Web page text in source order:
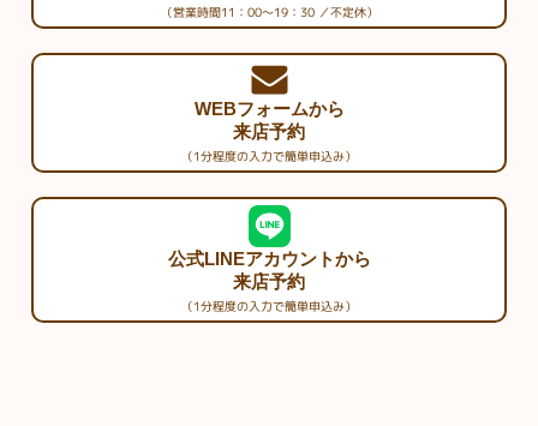
（営業時間11：00～19：30 ／不定休）
WEBフォームから
来店予約
（1分程度の入力で簡単申込み）
公式LINEアカウントから
来店予約
（1分程度の入力で簡単申込み）